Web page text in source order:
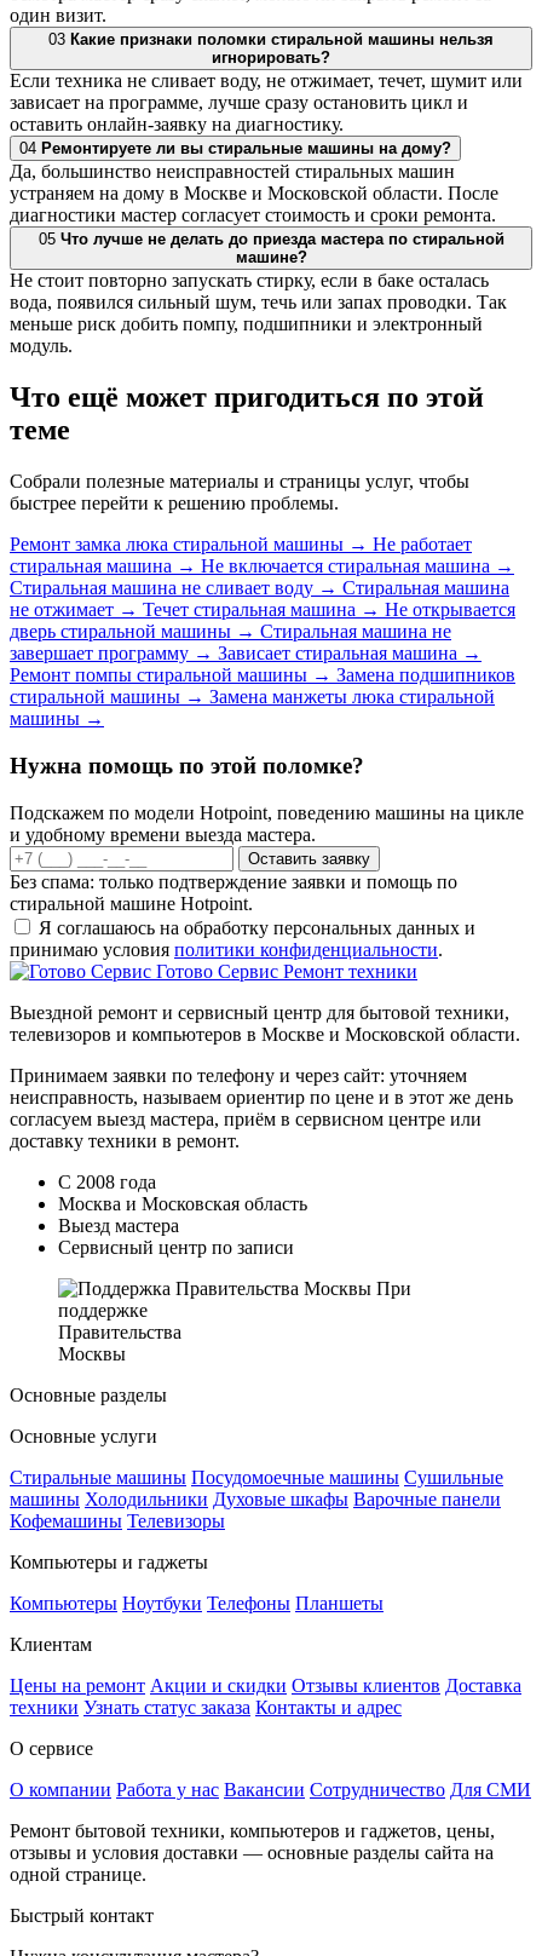
один визит.
03 Какие признаки поломки стиральной машины нельзя
игнорировать?
Если техника не сливает воду, не отжимает, течет, шумит или
зависает на программе, лучше сразу остановить цикл и
оставить онлайн-заявку на диагностику.
04 Ремонтируете ли вы стиральные машины на дому?
Да, большинство неисправностей стиральных машин
устраняем на дому в Москве и Московской области. После
диагностики мастер согласует стоимость и сроки ремонта.
05 Что лучше не делать до приезда мастера по стиральной
машине?
Не стоит повторно запускать стирку, если в баке осталась
вода, появился сильный шум, течь или запах проводки. Так
меньше риск добить помпу, подшипники и электронный
модуль.
Что ещё может пригодиться по этой
теме
Собрали полезные материалы и страницы услуг, чтобы
быстрее перейти к решению проблемы.
Ремонт замка люка стиральной машины → Не работает
стиральная машина → Не включается стиральная машина →
Стиральная машина не сливает воду → Стиральная машина
не отжимает → Течет стиральная машина → Не открывается
дверь стиральной машины → Стиральная машина не
завершает программу → Зависает стиральная машина →
Ремонт помпы стиральной машины → Замена подшипников
стиральной машины → Замена манжеты люка стиральной
машины →
Нужна помощь по этой поломке?
Подскажем по модели Hotpoint, поведению машины на цикле
и удобному времени выезда мастера.
Оставить заявку
Без спама: только подтверждение заявки и помощь по
стиральной машине Hotpoint.
Я соглашаюсь на обработку персональных данных и
принимаю условия политики конфиденциальности.
Готово Сервис Ремонт техники
Выездной ремонт и сервисный центр для бытовой техники,
телевизоров и компьютеров в Москве и Московской области.
Принимаем заявки по телефону и через сайт: уточняем
неисправность, называем ориентир по цене и в этот же день
согласуем выезд мастера, приём в сервисном центре или
доставку техники в ремонт.
С 2008 года
Москва и Московская область
Выезд мастера
Сервисный центр по записи
При
поддержке
Правительства
Москвы
Основные разделы
Основные услуги
Стиральные машины Посудомоечные машины Сушильные
машины Холодильники Духовые шкафы Варочные панели
Кофемашины Телевизоры
Компьютеры и гаджеты
Компьютеры Ноутбуки Телефоны Планшеты
Клиентам
Цены на ремонт Акции и скидки Отзывы клиентов Доставка
техники Узнать статус заказа Контакты и адрес
О сервисе
О компании Работа у нас Вакансии Сотрудничество Для СМИ
Ремонт бытовой техники, компьютеров и гаджетов, цены,
отзывы и условия доставки — основные разделы сайта на
одной странице.
Быстрый контакт